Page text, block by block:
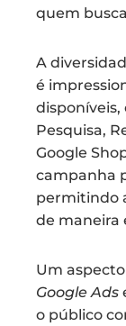
quem
A
é
disponíveis,
Pesquisa,
Google
campanha
permitindo
de maneira
Um
Google Ads
o público